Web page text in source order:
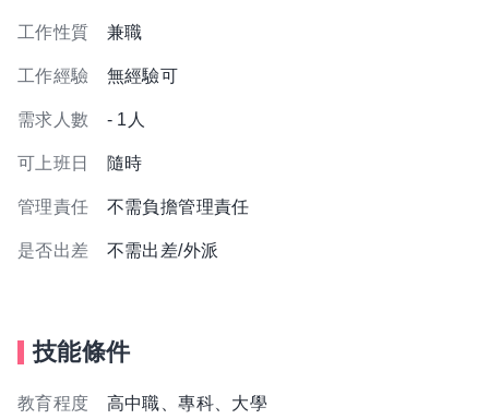
工作性質 兼職
工作經驗 無經驗可
需求人數 - 1人
可上班日 隨時
管理責任 不需負擔管理責任
是否出差 不需出差/外派
技能條件
教育程度 高中職、專科、大學